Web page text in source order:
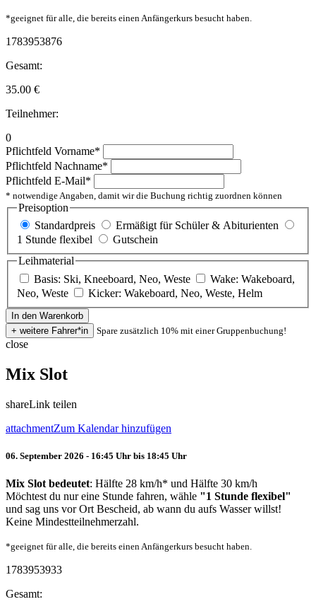
*geeignet für alle, die bereits einen Anfängerkurs besucht haben.
1783953876
Gesamt:
35.00 €
Teilnehmer:
0
Pflichtfeld Vorname*
Pflichtfeld Nachname*
Pflichtfeld E-Mail*
* notwendige Angaben, damit wir die Buchung richtig zuordnen können
Preisoption
Standardpreis
Ermäßigt für Schüler & Abiturienten
1 Stunde flexibel
Gutschein
Leihmaterial
Basis: Ski, Kneeboard, Neo, Weste
Wake: Wakeboard,
Neo, Weste
Kicker: Wakeboard, Neo, Weste, Helm
Spare zusätzlich 10% mit einer Gruppenbuchung!
close
Mix Slot
shareLink teilen
attachmentZum Kalendar hinzufügen
06. September 2026 - 16:45 Uhr bis 18:45 Uhr
Mix Slot bedeutet: Hälfte 28 km/h* und Hälfte 30 km/h
Möchtest du nur eine Stunde fahren, wähle "1 Stunde flexibel"
und sag uns vor Ort Bescheid, ab wann du aufs Wasser willst!
Keine Mindestteilnehmerzahl.
*geeignet für alle, die bereits einen Anfängerkurs besucht haben.
1783953933
Gesamt: